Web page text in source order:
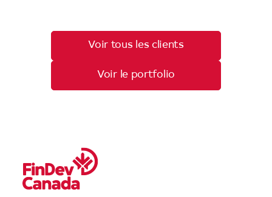
Voir tous les clients
Voir le portfolio